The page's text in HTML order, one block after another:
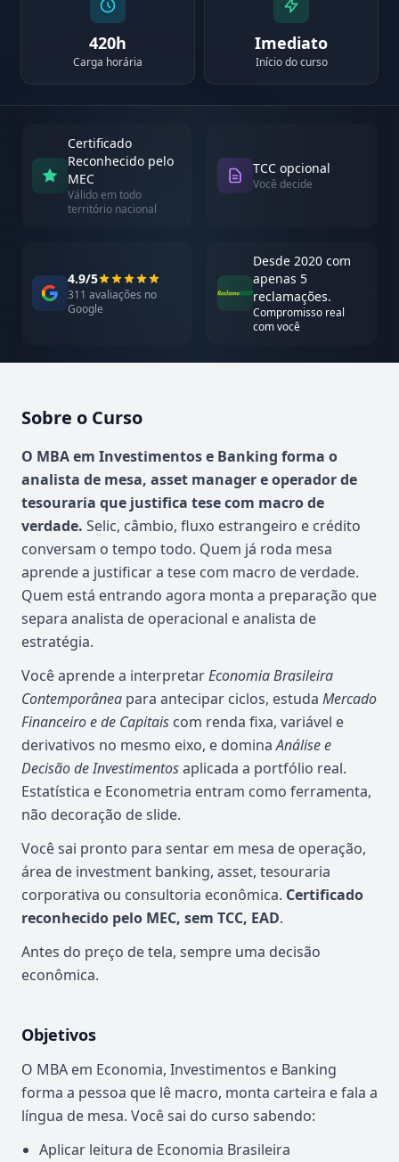
420h
Carga horária
Imediato
Início do curso
Certificado
Reconhecido pelo
MEC
Válido em todo
território nacional
TCC opcional
Você decide
4.9/5
311 avaliações no
Google
Desde 2020 com
apenas 5
reclamações.
Compromisso real
com você
Sobre o Curso
Atualizado em abril de 2026
O MBA em Investimentos e Banking forma o
analista de mesa, asset manager e operador de
tesouraria que justifica tese com macro de
verdade. Selic, câmbio, fluxo estrangeiro e crédito
conversam o tempo todo. Quem já roda mesa
aprende a justificar a tese com macro de verdade.
Quem está entrando agora monta a preparação que
separa analista de operacional e analista de
estratégia.
Você aprende a interpretarEconomia Brasileira
Contemporânea para antecipar ciclos, estuda Mercado
Financeiro e de Capitais com renda fixa, variável e
derivativos no mesmo eixo, e dominaAnálise e
Decisão de Investimentosaplicada a portfólio real.
Estatística e Econometria entram como ferramenta,
não decoração de slide.
Você sai pronto para sentar em mesa de operação,
área de investment banking, asset, tesouraria
corporativa ou consultoria econômica. Certificado
reconhecido pelo MEC, sem TCC, EAD.
Antes do preço de tela, sempre uma decisão
econômica.
Objetivos
O MBA em Economia, Investimentos e Banking
forma a pessoa que lê macro, monta carteira e fala a
língua de mesa. Você sai do curso sabendo:
Aplicar leitura de Economia Brasileira